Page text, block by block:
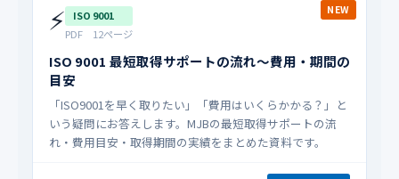
NEW
⚡ ISO 9001
PDF 12ページ
ISO 9001 最短取得サポートの流れ〜費用・期間の
目安
「ISO9001を早く取りたい」「費用はいくらかかる？」と
いう疑問にお答えします。MJBの最短取得サポートの流
れ・費用目安・取得期間の実績をまとめた資料です。